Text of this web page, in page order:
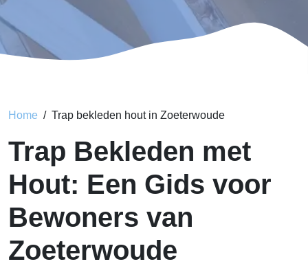
Home Trap bekleden hout in Zoeterwoude
Trap Bekleden met
Hout: Een Gids voor
Bewoners van
Zoeterwoude